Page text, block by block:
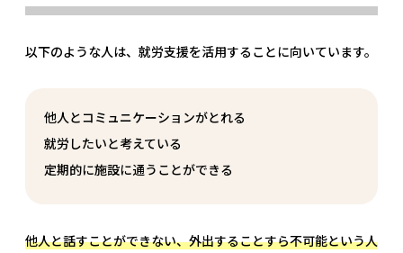
以下のような人は、就労支援を活用することに向いています。
他人とコミュニケーションがとれる
就労したいと考えている
定期的に施設に通うことができる
他人と話すことができない、外出することすら不可能という人